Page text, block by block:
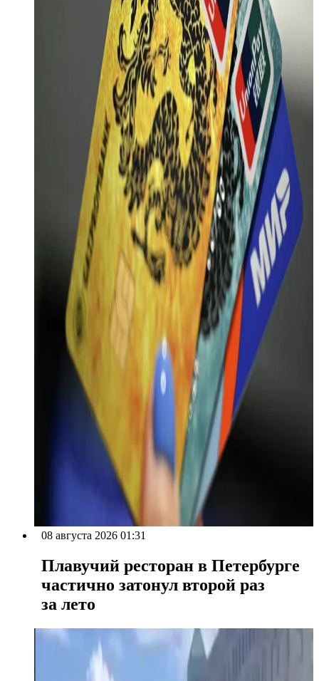
08 августа 2026 01:31
Плавучий ресторан в Петербурге
частично затонул второй раз
за лето